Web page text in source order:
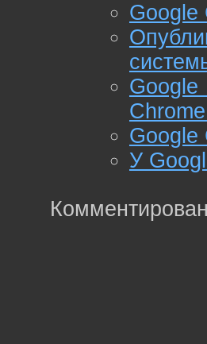
Google
Google
У